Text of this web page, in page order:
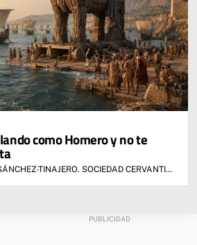
como Homero y no te
CONSTANTINO LÓPEZ SÁNCHEZ-TINAJERO. SOCIEDAD CERVANTINA DE ALCÁZAR DE SAN JUAN